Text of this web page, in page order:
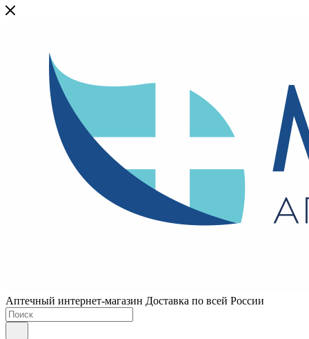
Аптечный интернет-магазин Доставка по всей России